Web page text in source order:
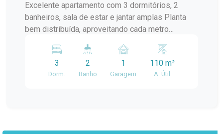
Excelente apartamento com 3 dormitórios, 2
banheiros, sala de estar e jantar amplas Planta
bem distribuída, aproveitando cada metro
naturalmente Cozinha funcional e pratica
Localizado em uma região estratégica,com
fácilacesso a comércios, escolas, transporte
3
Dorm.
2
Banho
1
Garagem
110 m²
A. Útil